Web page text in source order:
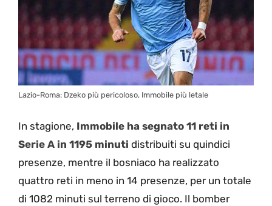
Lazio-Roma: Dzeko più pericoloso, Immobile più letale
In stagione, Immobile ha segnato 11 reti in
Serie A in 1195 minuti distribuiti su quindici
presenze, mentre il bosniaco ha realizzato
quattro reti in meno in 14 presenze, per un totale
di 1082 minuti sul terreno di gioco. Il bomber